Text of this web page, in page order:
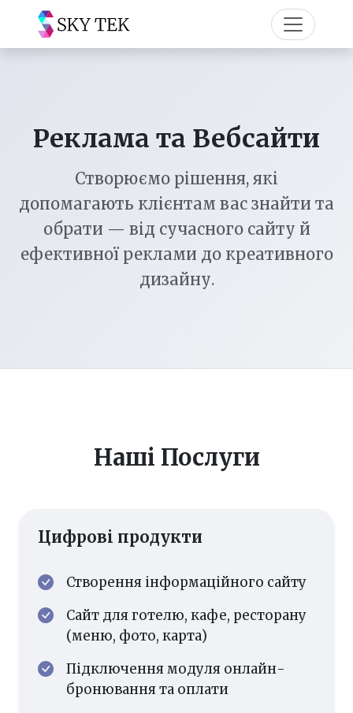
Реклама та Вебсайти
Створюємо рішення, які
допомагають клієнтам вас знайти та
обрати — від сучасного сайту й
ефективної реклами до креативного
дизайну.
Наші Послуги
Цифрові продукти
Створення інформаційного сайту
Сайт для готелю, кафе, ресторану
(меню, фото, карта)
Підключення модуля онлайн-
бронювання та оплати